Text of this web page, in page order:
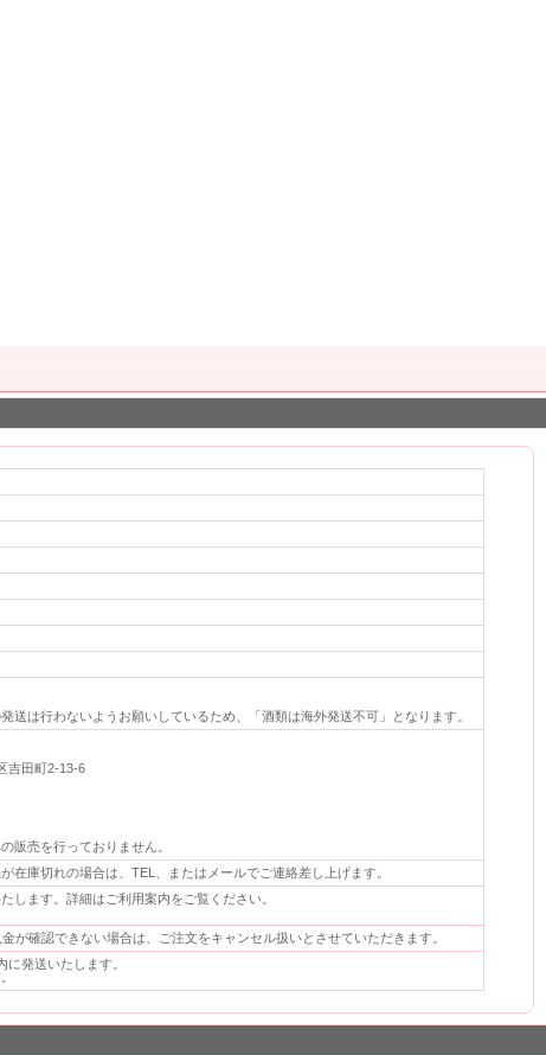
は行わないようお願いしているため、「酒類は海外発送不可」となります。
吉田町2-13-6
販売を行っておりません。
庫切れの場合は、TEL、またはメールでご連絡差し上げます。
します。詳細はご利用案内をご覧ください。
が確認できない場合は、ご注文をキャンセル扱いとさせていただきます。
発送いたします。